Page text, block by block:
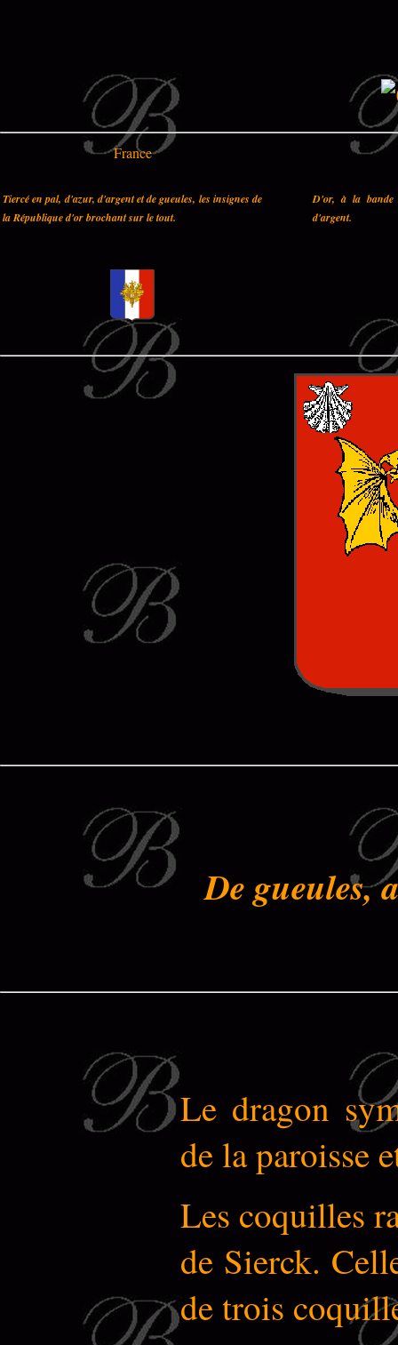
France
Tiercé en pal, d'azur, d'argent et de gueules, les insignes de
la République d'or brochant sur le tout.
D'or, à la bande
d'argent.
De gueules,
Le dragon
de la paroisse
Les coquilles
de Sierck.
de trois